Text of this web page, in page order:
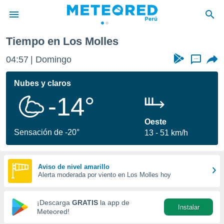
de
ha sido
calidad.
a este
las
forma
digital
basada
Tiempo en Los Molles
04:57 Domingo ...
Nubes y claros
-14°
Sensación de -20°
Oeste
13
51 km/h
Aviso de nivel amarillo
Alerta moderada por viento en Los Molles hoy
¡Descarga GRATIS la app de
Meteored!
Instalar